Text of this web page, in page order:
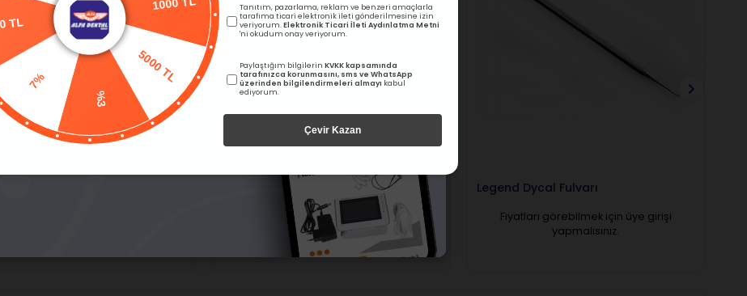
Legend Amalgam Carver
Fiyatları görebilmek için üye girişi
yapmalısınız.
Legend Dycal Fulvarı
Fiyatları görebilmek için üye girişi
yapmalısınız.
1000 TL
5000 TL
%3
7%
Tanıtım, pazarlama, reklam ve benzeri amaçlarla
tarafıma ticari elektronik ileti gönderilmesine izin
veriyorum.Elektronik Ticari İleti Aydınlatma Metni
'ni okudum onay veriyorum.
Paylaştığım bilgilerin KVKK kapsamında
tarafınızca korunmasını, sms ve WhatsApp
üzerinden bilgilendirmeleri almayı kabul
ediyorum.
Çevir Kazan